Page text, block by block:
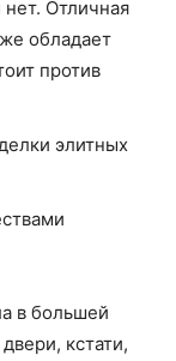
Отличная
обладает
против
элитных
в большей
кстати,